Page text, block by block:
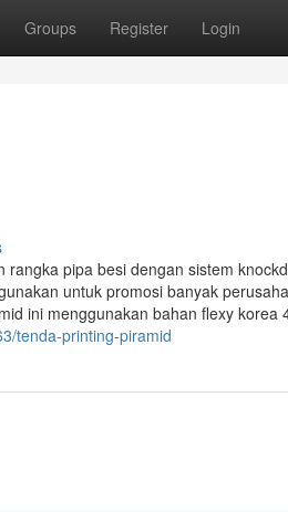
Groups Register Login
pipa besi dengan sistem
untuk promosi banyak
ini menggunakan bahan flexy korea
tenda-printing-piramid